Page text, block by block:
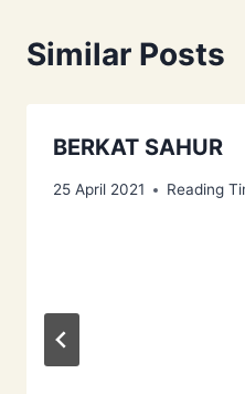
Similar Posts
BERKAT SAHUR
25 April 2021 Reading